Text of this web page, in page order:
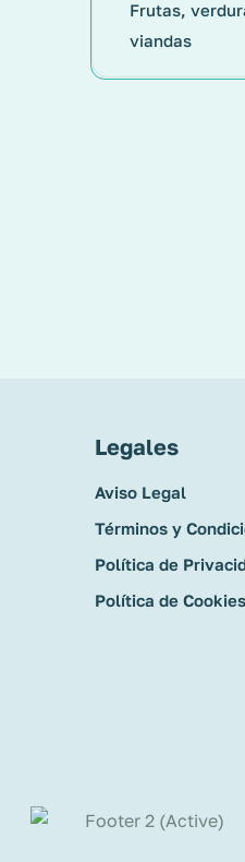
Frutas,
viandas
Legales
Aviso Legal
Términos y
Política de
Política de Cookies